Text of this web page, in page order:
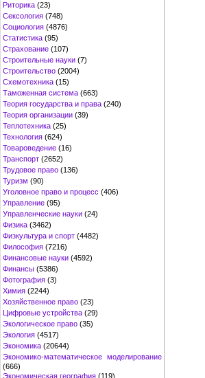
Риторика (23)
Сексология (748)
Социология (4876)
Статистика (95)
Страхование (107)
Строительные науки (7)
Строительство (2004)
Схемотехника (15)
Таможенная система (663)
Теория государства и права (240)
Теория организации (39)
Теплотехника (25)
Технология (624)
Товароведение (16)
Транспорт (2652)
Трудовое право (136)
Туризм (90)
Уголовное право и процесс (406)
Управление (95)
Управленческие науки (24)
Физика (3462)
Физкультура и спорт (4482)
Философия (7216)
Финансовые науки (4592)
Финансы (5386)
Фотография (3)
Химия (2244)
Хозяйственное право (23)
Цифровые устройства (29)
Экологическое право (35)
Экология (4517)
Экономика (20644)
Экономико-математическое моделирование
(666)
Экономическая география (119)